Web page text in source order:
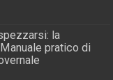
la
pratico di